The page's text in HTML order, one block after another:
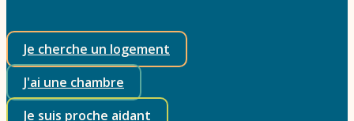
Je cherche un logement
J'ai une chambre
Je suis proche aidant